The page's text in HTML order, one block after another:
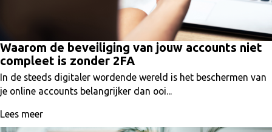
Waarom de beveiliging van jouw accounts niet
compleet is zonder 2FA
In de steeds digitaler wordende wereld is het beschermen van
je online accounts belangrijker dan ooi...
Lees meer